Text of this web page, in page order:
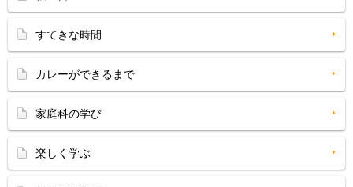
すてきな時間
カレーができるまで
家庭科の学び
楽しく学ぶ